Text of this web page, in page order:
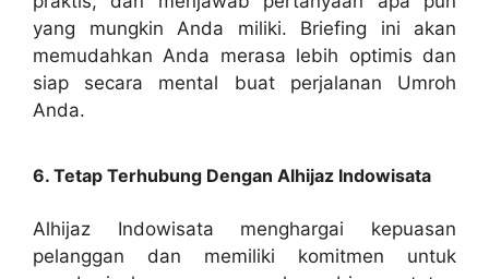
yang mungkin Anda miliki. Briefing ini akan
memudahkan Anda merasa lebih optimis dan
siap secara mental buat perjalanan Umroh
Anda.
6. Tetap Terhubung Dengan Alhijaz Indowisata
Alhijaz Indowisata menghargai kepuasan
pelanggan dan memiliki komitmen untuk